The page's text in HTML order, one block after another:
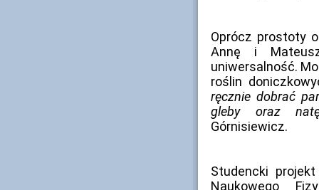
Oprócz prostoty
Annę i
uniwersalność.
roślin
ręcznie dobrać
gleby oraz
Górnisiewicz.
Studencki
Naukowego